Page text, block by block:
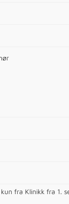
fra Klinikk fra 1.